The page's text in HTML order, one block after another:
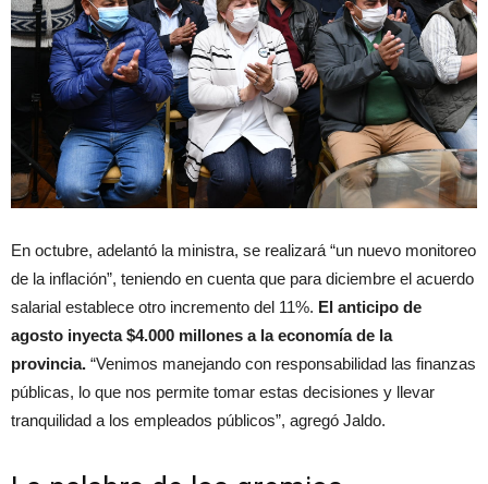
En octubre, adelantó la ministra, se realizará “un nuevo monitoreo
de la inflación”, teniendo en cuenta que para diciembre el acuerdo
salarial establece otro incremento del 11%. El anticipo de
agosto inyecta $4.000 millones a la economía de la
provincia. “Venimos manejando con responsabilidad las finanzas
públicas, lo que nos permite tomar estas decisiones y llevar
tranquilidad a los empleados públicos”, agregó Jaldo.